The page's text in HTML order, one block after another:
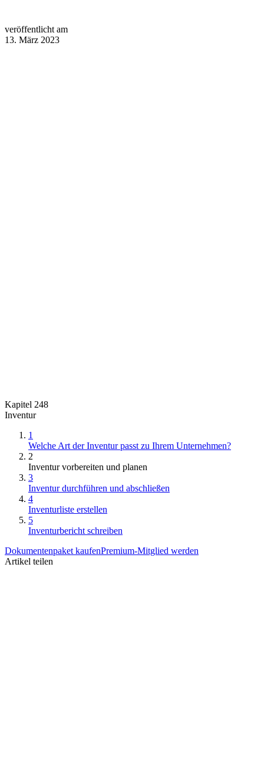
veröffentlicht am
13. März 2023
Kapitel 248
Inventur
1
Welche Art der Inventur passt zu Ihrem Unternehmen?
2
Inventur vorbereiten und planen
3
Inventur durchführen und abschließen
4
Inventurliste erstellen
5
Inventurbericht schreiben
Dokumentenpaket kaufenPremium-Mitglied werden
Artikel teilen